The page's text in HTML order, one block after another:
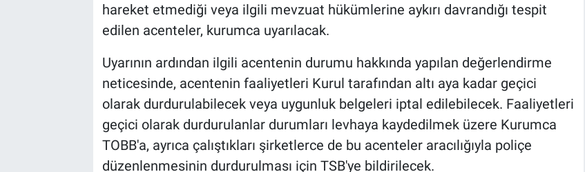
hareket etmediği veya ilgili mevzuat hükümlerine aykırı davrandığı tespit
edilen acenteler, kurumca uyarılacak.
Uyarının ardından ilgili acentenin durumu hakkında yapılan değerlendirme
neticesinde, acentenin faaliyetleri Kurul tarafından altı aya kadar geçici
olarak durdurulabilecek veya uygunluk belgeleri iptal edilebilecek. Faaliyetleri
geçici olarak durdurulanlar durumları levhaya kaydedilmek üzere Kurumca
TOBB'a, ayrıca çalıştıkları şirketlerce de bu acenteler aracılığıyla poliçe
düzenlenmesinin durdurulması için TSB'ye bildirilecek.